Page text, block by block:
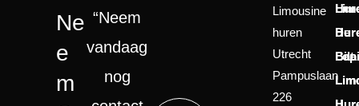
Ne
E
M
“Neem
vandaag
nog
Limousine
huren
Utrecht
Pampuslaan
226
De
Bilt